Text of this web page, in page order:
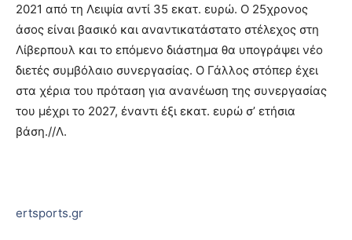
2021 από τη Λειψία αντί 35 εκατ. ευρώ. Ο 25χρονος
άσος είναι βασικό και αναντικατάστατο στέλεχος στη
Λίβερπουλ και το επόμενο διάστημα θα υπογράψει νέο
διετές συμβόλαιο συνεργασίας. Ο Γάλλος στόπερ έχει
στα χέρια του πρόταση για ανανέωση της συνεργασίας
του μέχρι το 2027, έναντι έξι εκατ. ευρώ σ’ ετήσια
βάση.//Λ.
ertsports.gr